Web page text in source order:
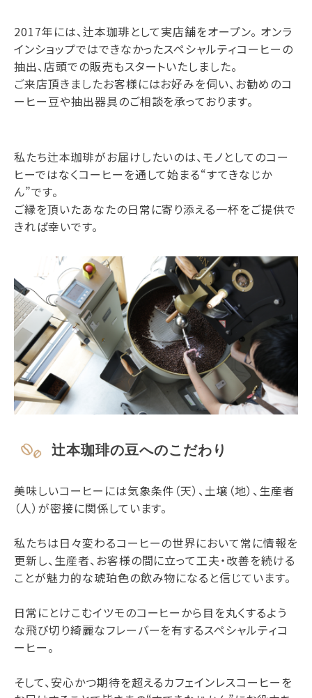
2017年には、辻本珈琲として実店舗をオープン。 オンラ
インショップではできなかったスペシャルティコーヒーの
抽出、店頭での販売もスタートいたしました。
ご来店頂きましたお客様にはお好みを伺い、お勧めのコ
ーヒー豆や抽出器具のご相談を承っております。
私たち辻本珈琲がお届けしたいのは、モノとしてのコー
ヒーではなくコーヒーを通して始まる“すてきなじか
ん”です。
ご縁を頂いたあなたの日常に寄り添える一杯をご提供で
きれば幸いです。
辻本珈琲の豆へのこだわり
美味しいコーヒーには気象条件（天）、土壌（地）、生産者
（人）が密接に関係しています。
私たちは日々変わるコーヒーの世界において常に情報を
更新し、生産者、お客様の間に立って工夫・改善を続ける
ことが魅力的な琥珀色の飲み物になると信じています。
日常にとけこむイツモのコーヒーから目を丸くするよう
な飛び切り綺麗なフレーバーを有するスペシャルティコ
ーヒー。
そして、安心かつ期待を超えるカフェインレスコーヒーを